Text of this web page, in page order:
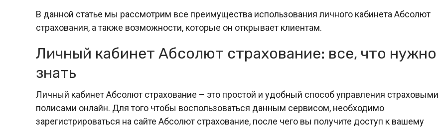
В данной статье мы рассмотрим все преимущества использования личного кабинета Абсолют
страхования, а также возможности, которые он открывает клиентам.
Личный кабинет Абсолют страхование: все, что нужно
знать
Личный кабинет Абсолют страхование – это простой и удобный способ управления страховыми
полисами онлайн. Для того чтобы воспользоваться данным сервисом, необходимо
зарегистрироваться на сайте Абсолют страхование, после чего вы получите доступ к вашему